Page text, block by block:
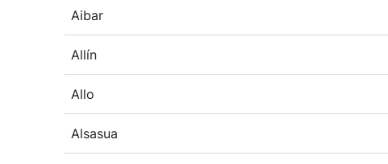
Aibar
Allín
Allo
Alsasua